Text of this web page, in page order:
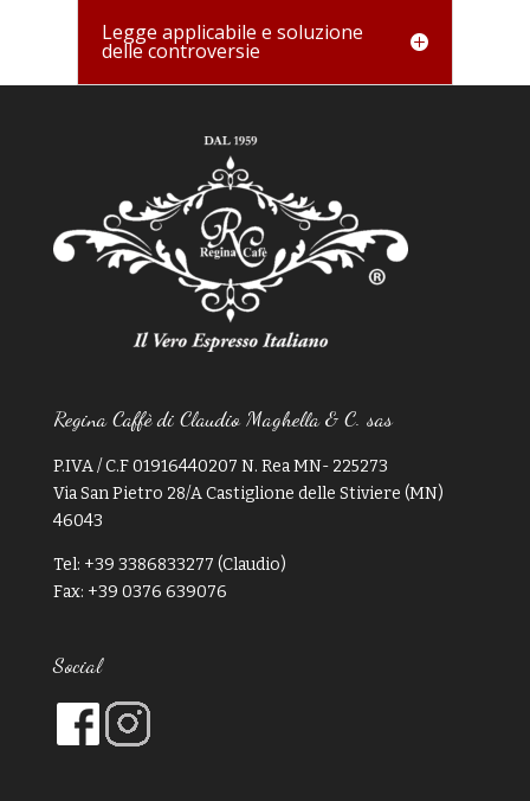
Legge applicabile e soluzione
delle controversie
Regina Caffè di Claudio Maghella & C. sas
P.IVA / C.F 01916440207 N. Rea MN- 225273
Via San Pietro 28/A Castiglione delle Stiviere (MN)
46043
Tel: +39 3386833277 (Claudio)
Fax: +39 0376 639076
Social